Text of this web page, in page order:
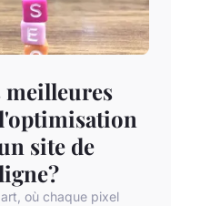
meilleures
site de
où chaque pixel